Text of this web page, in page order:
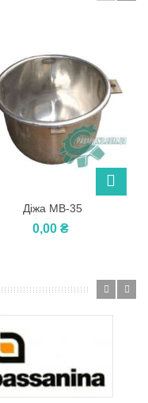
Діжа МВ-35
0,00 ₴